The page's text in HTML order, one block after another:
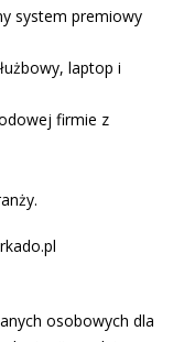
system premiowy
laptop i
firmie z
osobowych dla